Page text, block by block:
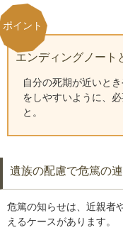
エンディングノート
自分の死期が近いと
をしやすいように、
と。
遺族の配慮で危篤の
危篤の知らせは、近親者
えるケースがあります。